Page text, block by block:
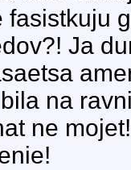
fasistkuju
Ja
na
ne